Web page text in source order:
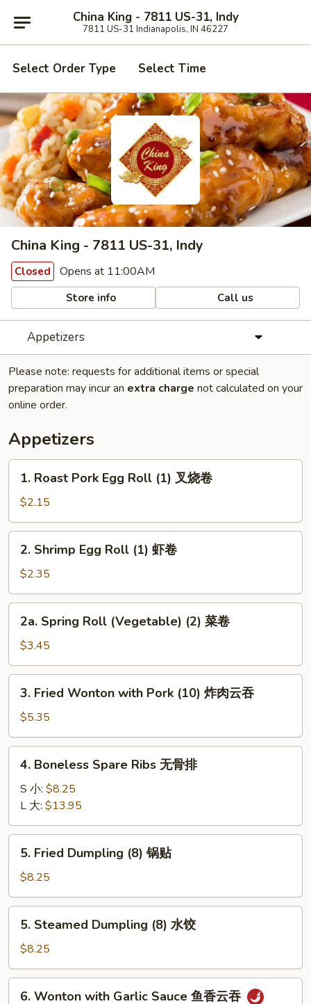
China King - 7811 US-31, Indy
7811 US-31 Indianapolis, IN 46227
Select Order Type Select Time
China King - 7811 US-31, Indy
Closed Opens at 11:00AM
Store info Call us
Appetizers
Please note: requests for additional items or special
preparation may incur an extra charge not calculated on your
online order.
Appetizers
Roast
Pork
Egg
Roll
(1)
卷
1. Roast Pork Egg Roll (1) 叉烧卷
$2.15
Shrimp
Egg
Roll
(1)
2. Shrimp Egg Roll (1) 虾卷
$2.35
Spring
Roll
(Vegetable)
(2)
2a. Spring Roll (Vegetable) (2) 菜卷
$3.45
Fried
Wonton
with
Pork
(10)
吞
3. Fried Wonton with Pork (10) 炸肉云吞
$5.35
Boneless
Spare
Ribs
无
骨
4. Boneless Spare Ribs 无骨排
S 小: $8.25
L 大: $13.95
Fried
Dumpling
(8)
锅
5. Fried Dumpling (8) 锅贴
$8.25
Steamed
Dumpling
(8)
水
5. Steamed Dumpling (8) 水饺
$8.25
6. Wonton with Garlic Sauce 鱼香云吞